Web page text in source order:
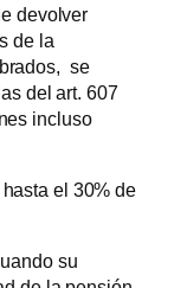
devolver
de la
se
del art. 607
incluso
el 30% de
su